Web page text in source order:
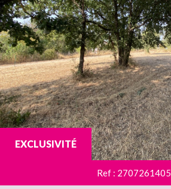
EXCLUSIVITÉ
Ref : 2707261405